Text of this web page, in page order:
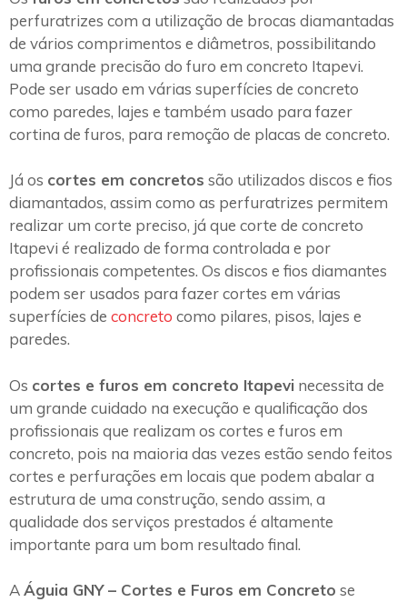
perfuratrizes com a utilização de brocas diamantadas
de vários comprimentos e diâmetros, possibilitando
uma grande precisão do furo em concreto Itapevi.
Pode ser usado em várias superfícies de concreto
como paredes, lajes e também usado para fazer
cortina de furos, para remoção de placas de concreto.
Já os cortes em concretos são utilizados discos e fios
diamantados, assim como as perfuratrizes permitem
realizar um corte preciso, já que corte de concreto
Itapevi é realizado de forma controlada e por
profissionais competentes. Os discos e fios diamantes
podem ser usados para fazer cortes em várias
superfícies de concreto como pilares, pisos, lajes e
paredes.
Os cortes e furos em concreto Itapevi necessita de
um grande cuidado na execução e qualificação dos
profissionais que realizam os cortes e furos em
concreto, pois na maioria das vezes estão sendo feitos
cortes e perfurações em locais que podem abalar a
estrutura de uma construção, sendo assim, a
qualidade dos serviços prestados é altamente
importante para um bom resultado final.
AÁguia GNY – Cortes e Furos em Concreto se